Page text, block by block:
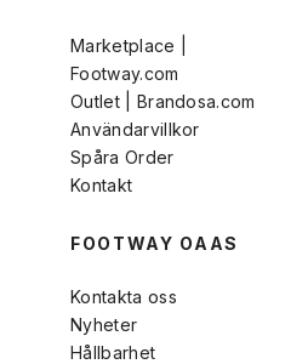
Marketplace |
Footway.com
Outlet | Brandosa.com
Användarvillkor
Spåra Order
Kontakt
FOOTWAY OAAS
Kontakta oss
Nyheter
Hållbarhet